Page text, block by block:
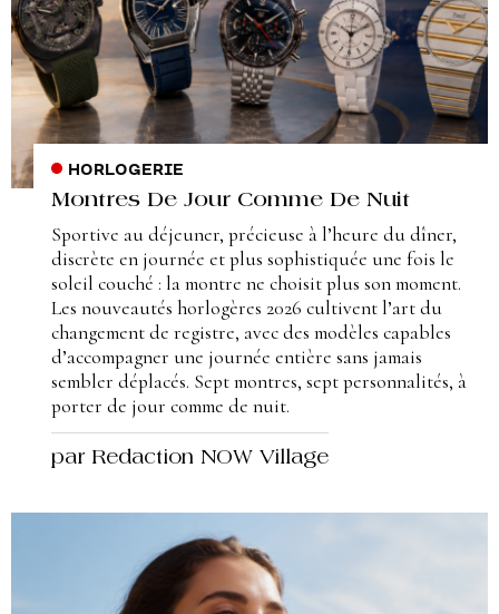
HORLOGERIE
Montres De Jour Comme De Nuit
Sportive au déjeuner, précieuse à l’heure du dîner,
discrète en journée et plus sophistiquée une fois le
soleil couché : la montre ne choisit plus son moment.
Les nouveautés horlogères 2026 cultivent l’art du
changement de registre, avec des modèles capables
d’accompagner une journée entière sans jamais
sembler déplacés. Sept montres, sept personnalités, à
porter de jour comme de nuit.
par Redaction NOW Village